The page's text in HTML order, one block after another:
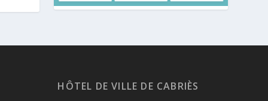
HÔTEL DE VILLE DE CABRIÈS